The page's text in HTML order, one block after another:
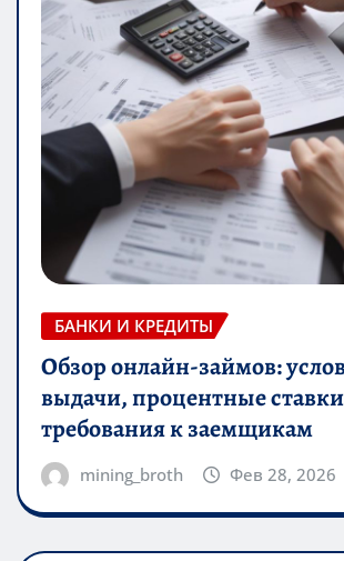
БАНКИ И КРЕДИТЫ
Обзор онлайн-займов:
выдачи, процентные
требования к заемщикам
mining_broth Фев 28, 2026